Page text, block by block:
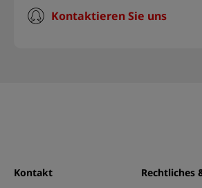
Kontaktieren Sie uns
Kontakt Rechtliches